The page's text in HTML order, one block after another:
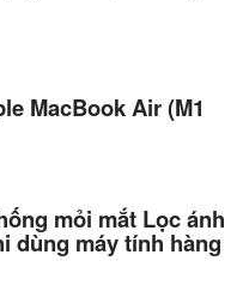
MacBook Air (M1
mỏi mắt Lọc ánh
dùng máy tính hàng